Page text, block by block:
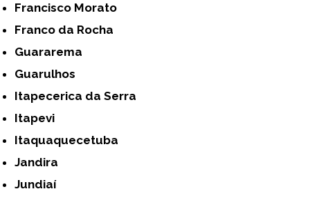
Francisco Morato
Franco da Rocha
Guararema
Guarulhos
Itapecerica da Serra
Itapevi
Itaquaquecetuba
Jandira
Jundiaí